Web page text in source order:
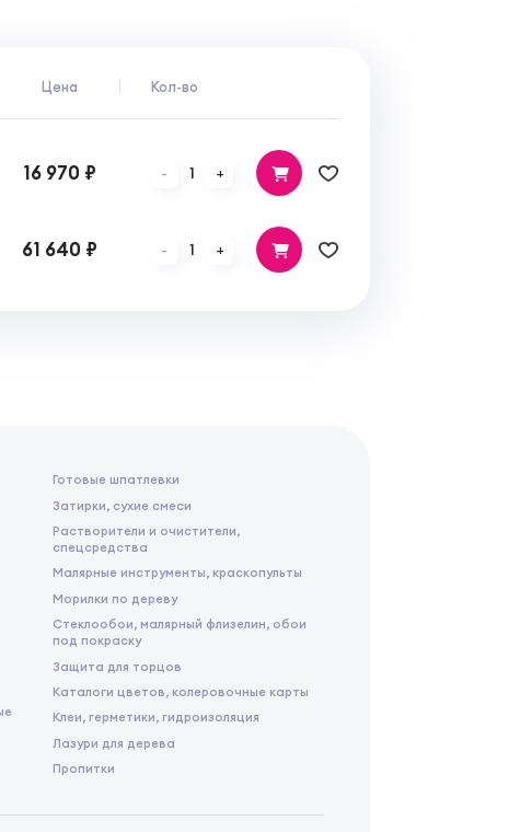
Цена Кол-во
16 970 ₽ - 1 +
61 640 ₽ - 1 +
Готовые шпатлевки
Затирки, сухие смеси
Растворители и очистители,
спецсредства
Малярные инструменты, краскопульты
Морилки по дереву
Стеклообои, малярный флизелин, обои
под покраску
Защита для торцов
Каталоги цветов, колеровочные карты
Клеи, герметики, гидроизоляция
Лазури для дерева
Пропитки